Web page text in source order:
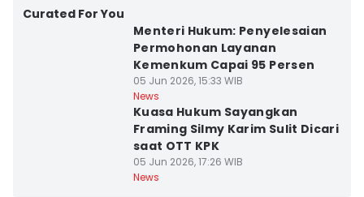
Curated For You
Menteri Hukum: Penyelesaian
Permohonan Layanan
Kemenkum Capai 95 Persen
05 Jun 2026, 15:33 WIB
News
Kuasa Hukum Sayangkan
Framing Silmy Karim Sulit Dicari
saat OTT KPK
05 Jun 2026, 17:26 WIB
News